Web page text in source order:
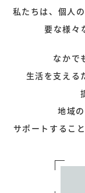
私たちは、個人
要な様々
なかで
生活を支える
地域
サポートするこ